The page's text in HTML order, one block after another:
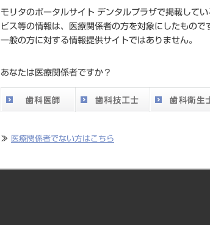
モリタのポータルサイト デンタルプラザで掲載して
ビス等の情報は、医療関係者の方を対象にしたもので
一般の方に対する情報提供サイトではありません。
あなたは医療関係者ですか？
≫ 医療関係者でない方はこちら
メーカー
ジ